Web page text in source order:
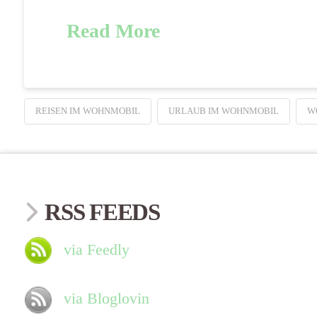
Read More
REISEN IM WOHNMOBIL URLAUB IM WOHNMOBIL
RSS FEEDS
via Feedly
via Bloglovin